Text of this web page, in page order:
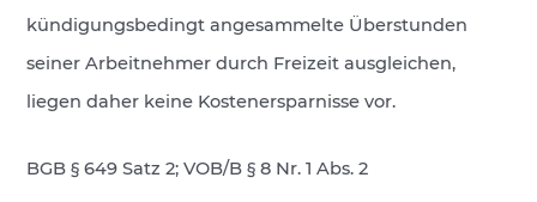
kündigungsbedingt angesammelte Überstunden
seiner Arbeitnehmer durch Freizeit ausgleichen,
liegen daher keine Kostenersparnisse vor.
BGB § 649 Satz 2; VOB/B § 8 Nr. 1 Abs. 2